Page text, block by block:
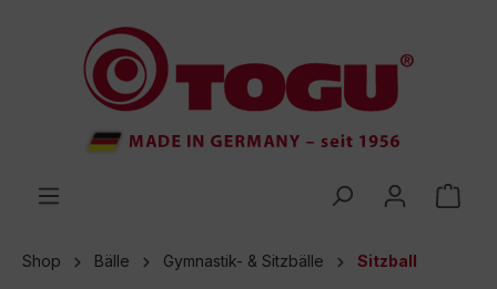
springen
Shop Bälle Gymnastik- & Sitzbälle Sitzball